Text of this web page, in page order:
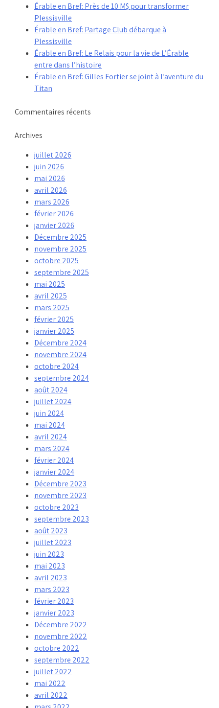
Érable en Bref: Près de 10 M$ pour transformer
Plessisville
Érable en Bref: Partage Club débarque à
Plessisville
Érable en Bref: Le Relais pour la vie de L’Érable
entre dans l’histoire
Érable en Bref: Gilles Fortier se joint à l’aventure du
Titan
Commentaires récents
Archives
juillet 2026
juin 2026
mai 2026
avril 2026
mars 2026
février 2026
janvier 2026
Décembre 2025
novembre 2025
octobre 2025
septembre 2025
mai 2025
avril 2025
mars 2025
février 2025
janvier 2025
Décembre 2024
novembre 2024
octobre 2024
septembre 2024
août 2024
juillet 2024
juin 2024
mai 2024
avril 2024
mars 2024
février 2024
janvier 2024
Décembre 2023
novembre 2023
octobre 2023
septembre 2023
août 2023
juillet 2023
juin 2023
mai 2023
avril 2023
mars 2023
février 2023
janvier 2023
Décembre 2022
novembre 2022
octobre 2022
septembre 2022
juillet 2022
mai 2022
avril 2022